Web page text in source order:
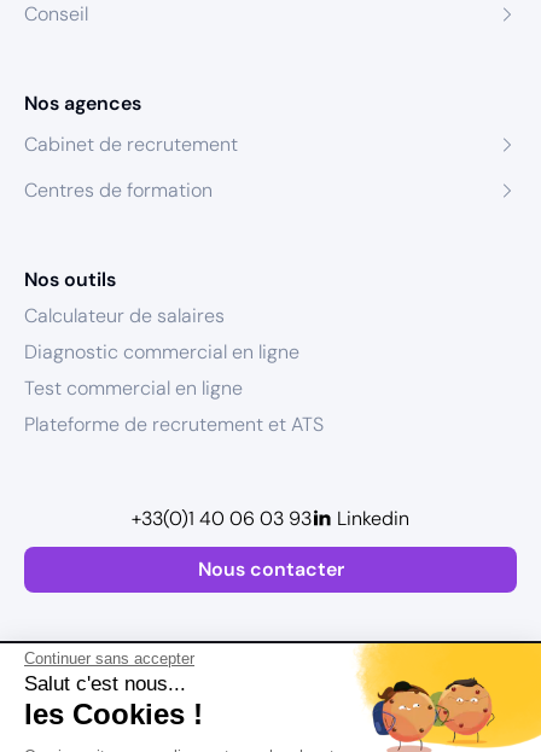
Continuer sans accepter
Salut c'est nous...
les Cookies !
Conseil
Nos agences
Cabinet de recrutement
Centres de formation
Nos outils
Calculateur de salaires
Diagnostic commercial en ligne
Test commercial en ligne
Plateforme de recrutement et ATS
Nous contacter
+33(0)1 40 06 03 93 Linkedin